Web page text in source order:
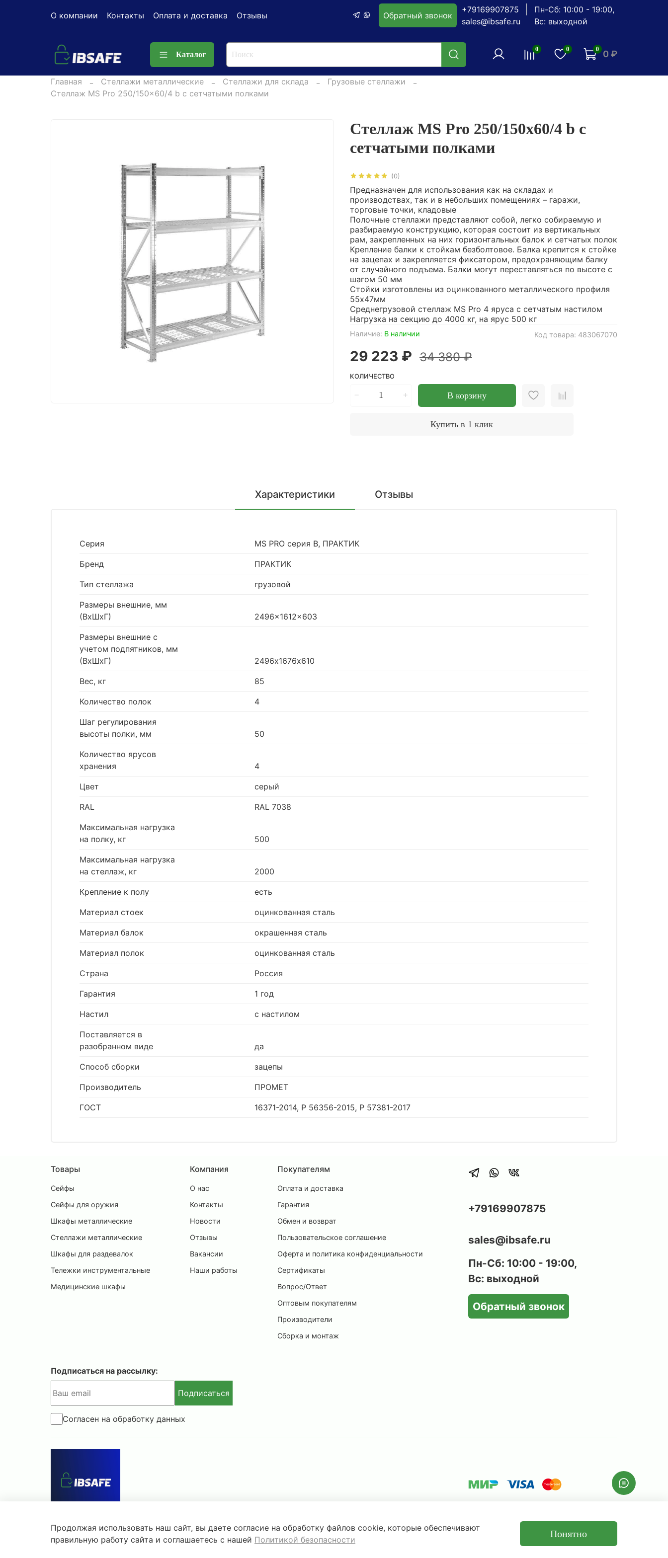
О компании Контакты Оплата и доставка Отзывы Обратный звонок
+79169907875
sales@ibsafe.ru
Пн-Сб: 10:00 - 19:00,
Вс: выходной
Каталог
0 0 0 0 ₽
Главная Стеллажи металлические Стеллажи для склада
Грузовые стеллажи
Стеллаж MS Pro 250/150x60/4 b с сетчатыми полками
(0)
Код товара: 483067070
Наличие: В наличии
Стеллаж MS Pro 250/150x60/4 b с
сетчатыми полками
29 223 ₽ 34 380 ₽
КОЛИЧЕСТВО
В корзину
Купить в 1 клик
Предназначен для использования как на складах и
производствах, так и в небольших помещениях – гаражи,
торговые точки, кладовые
Полочные стеллажи представляют собой, легко собираемую и
разбираемую конструкцию, которая состоит из вертикальных
рам, закрепленных на них горизонтальных балок и сетчатых полок
Крепление балки к стойкам безболтовое. Балка крепится к стойке
на зацепах и закрепляется фиксатором, предохраняющим балку
от случайного подъема. Балки могут переставляться по высоте с
шагом 50 мм
Стойки изготовлены из оцинкованного металлического профиля
55х47мм
Среднегрузовой стеллаж MS Pro 4 яруса с сетчатым настилом
Нагрузка на секцию до 4000 кг, на ярус 500 кг
Характеристики Отзывы
Серия MS PRO серия B, ПРАКТИК
Бренд ПРАКТИК
Тип стеллажа грузовой
Размеры внешние, мм
(ВхШхГ)
2496x1612x603
Размеры внешние с
учетом подпятников, мм
(ВхШхГ)
2496х1676х610
Вес, кг 85
Количество полок 4
Шаг регулирования
высоты полки, мм
50
Количество ярусов
хранения
4
Цвет серый
RAL RAL 7038
Максимальная нагрузка
на полку, кг
500
Максимальная нагрузка
на стеллаж, кг
2000
Крепление к полу есть
Материал стоек оцинкованная сталь
Материал балок окрашенная сталь
Материал полок оцинкованная сталь
Страна Россия
Гарантия 1 год
Настил с настилом
Поставляется в
разобранном виде
да
Способ сборки зацепы
Производитель ПРОМЕТ
ГОСТ 16371-2014, Р 56356-2015, Р 57381-2017
Товары
Сейфы
Сейфы для оружия
Шкафы металлические
Стеллажи металлические
Шкафы для раздевалок
Тележки инструментальные
Медицинские шкафы
Компания
О нас
Контакты
Новости
Отзывы
Вакансии
Наши работы
Покупателям
Оплата и доставка
Гарантия
Обмен и возврат
Пользовательское соглашение
Оферта и политика конфиденциальности
Сертификаты
Вопрос/Ответ
Оптовым покупателям
Производители
Сборка и монтаж
+79169907875
sales@ibsafe.ru
Пн-Сб: 10:00 - 19:00,
Вс: выходной
Обратный звонок
Подписаться на рассылку:
Подписаться
Согласен на обработку данных
© 2025-2026 IBSAFE.RU – Интернет-магазин сейфов и металлической мебели.
Информация о розничных ценах, технических характеристиках, наличии на складе носит справочный характер и не является публичной офертой.
Продолжая использовать наш сайт, вы даете согласие на обработку файлов cookie, которые обеспечивают
правильную работу сайта и соглашаетесь с нашей Политикой безопасности
Понятно